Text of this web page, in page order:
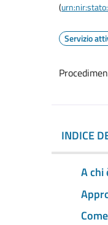
(
Servizio
INDICE
A chi